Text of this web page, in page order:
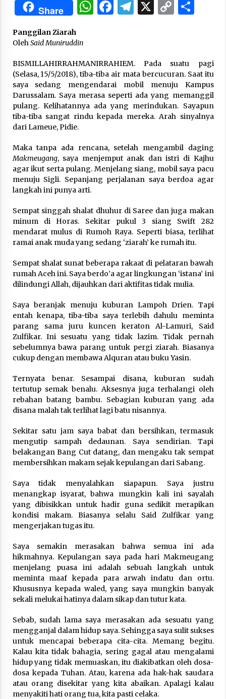
“Pohon Kehidupan”: Mati Dulu, Baru Hidup
3 months ago
“Manusia Digital”: Cerdas Lewat Sinyal
3 months ago
“Allahukrasi”: The Power of Management!
3 months ago
Manajemen “Qaddamat Lighad”: Menjadi
Manusia Visioner dan Beretika
3 months ago
3 months ago
Said Muniruddin Latih Mental dan Spiritual 80
Siswa YPHC
3 months ago
Said Muniruddin Beri Pelatihan dan Motivasi
untuk 179 Guru Diniyah Disdikbud Kota Banda
Aceh
4 months ago
SELVi: Sebuah Model Motivasi dalam
Kepemimpinan Bisnis
4 months ago
Eksistensi Iran dalam Tiga Ayat: Memahami
Aliansi Yahudi dan Kristen dalam Dinamika
Nubuwwat
4 months ago
Share WhatsApp
Facebook
Telegram
X Copy
Panggilan Ziarah
Oleh Said Muniruddin
BISMILLAHIRRAHMANIRRAHIEM. Pada suatu pagi
(Selasa, 15/5/2018), tiba-tiba air mata bercucuran. Saat itu
saya sedang mengendarai mobil menuju Kampus
Darussalam. Saya merasa seperti ada yang memanggil
pulang. Kelihatannya ada yang merindukan. Sayapun
tiba-tiba sangat rindu kepada mereka. Arah sinyalnya
dari Lameue, Pidie.
Maka tanpa ada rencana, setelah mengambil daging
Makmeugang, saya menjemput anak dan istri di Kajhu
agar ikut serta pulang. Menjelang siang, mobil saya pacu
menuju Sigli. Sepanjang perjalanan saya berdoa agar
langkah ini punya arti.
Sempat singgah shalat dhuhur di Saree dan juga makan
minum di Horas. Sekitar pukul 3 siang Swift 282
mendarat mulus di Rumoh Raya. Seperti biasa, terlihat
ramai anak muda yang sedang ‘ziarah’ ke rumah itu.
Sempat shalat sunat beberapa rakaat di pelataran bawah
rumah Aceh ini. Saya berdo’a agar lingkungan ‘istana’ ini
dilindungi Allah, dijauhkan dari aktifitas tidak mulia.
Saya beranjak menuju kuburan Lampoh Drien. Tapi
entah kenapa, tiba-tiba saya terlebih dahulu meminta
parang sama juru kuncen keraton Al-Lamuri, Said
Zulfikar. Ini sesuatu yang tidak lazim. Tidak pernah
sebelumnya bawa parang untuk pergi ziarah. Biasanya
cukup dengan membawa Alquran atau buku Yasin.
Ternyata benar. Sesampai disana, kuburan sudah
tertutup semak benalu. Aksesnya juga terhalangi oleh
rebahan batang bambu. Sebagian kuburan yang ada
disana malah tak terlihat lagi batu nisannya.
Sekitar satu jam saya babat dan bersihkan, termasuk
mengutip sampah dedaunan. Saya sendirian. Tapi
belakangan Bang Cut datang, dan mengaku tak sempat
membersihkan makam sejak kepulangan dari Sabang.
Saya tidak menyalahkan siapapun. Saya justru
menangkap isyarat, bahwa mungkin kali ini sayalah
yang dibisikkan untuk hadir guna sedikit merapikan
kondisi makam. Biasanya selalu Said Zulfikar yang
mengerjakan tugas itu.
Saya semakin merasakan bahwa semua ini ada
hikmahnya. Kepulangan saya pada hari Makmeugang
menjelang puasa ini adalah sebuah langkah untuk
meminta maaf kepada para arwah indatu dan ortu.
Khususnya kepada waled, yang saya mungkin banyak
sekali melukai hatinya dalam sikap dan tutur kata.
Sebab, sudah lama saya merasakan ada sesuatu yang
mengganjal dalam hidup saya. Sehingga saya sulit sukses
untuk mencapai beberapa cita-cita. Memang begitu.
Kalau kita tidak bahagia, sering gagal atau mengalami
hidup yang tidak memuaskan, itu diakibatkan oleh dosa-
dosa kepada Tuhan. Atau, karena ada hak-hak saudara
atau orang disekitar yang kita abaikan. Apalagi kalau
menyakiti hati orang tua, kita pasti celaka.